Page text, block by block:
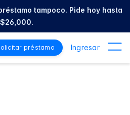
tampoco. Pide hoy hasta
$26,000.
préstamo Ingresar